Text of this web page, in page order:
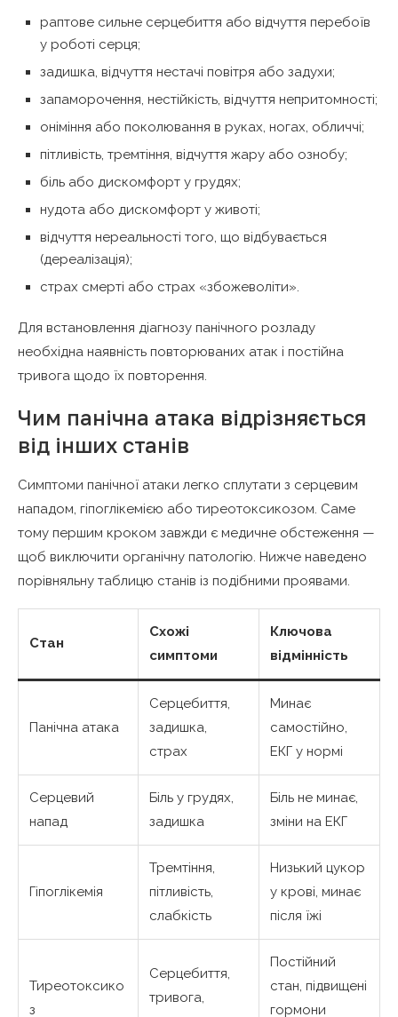
раптове сильне серцебиття або відчуття перебоїв
у роботі серця;
задишка, відчуття нестачі повітря або задухи;
запаморочення, нестійкість, відчуття непритомності;
оніміння або поколювання в руках, ногах, обличчі;
пітливість, тремтіння, відчуття жару або ознобу;
біль або дискомфорт у грудях;
нудота або дискомфорт у животі;
відчуття нереальності того, що відбувається
(дереалізація);
страх смерті або страх «збожеволіти».
Для встановлення діагнозу панічного розладу
необхідна наявність повторюваних атак і постійна
тривога щодо їх повторення.
Чим панічна атака відрізняється
від інших станів
Симптоми панічної атаки легко сплутати з серцевим
нападом, гіпоглікемією або тиреотоксикозом. Саме
тому першим кроком завжди є медичне обстеження —
щоб виключити органічну патологію. Нижче наведено
порівняльну таблицю станів із подібними проявами.
Стан
Схожі
симптоми
Ключова
відмінність
Панічна атака
Серцебиття,
задишка,
страх
Минає
самостійно,
ЕКГ у нормі
Серцевий
напад
Біль у грудях,
задишка
Біль не минає,
зміни на ЕКГ
Гіпоглікемія
Тремтіння,
пітливість,
слабкість
Низький цукор
у крові, минає
після їжі
Тиреотоксико
з
Серцебиття,
тривога,
Постійний
стан, підвищені
гормони